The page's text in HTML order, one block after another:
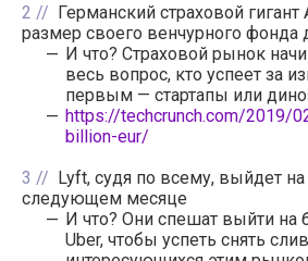
2
Германский страховой
размер своего венчурного фонда
И что? Страховой рынок
весь вопрос, кто успеет за
первым — стартапы или
https://techcrunch.com/2019/
billion-eur/
3
Lyft, судя по всему, выйдет
следующем месяце
И что? Они спешат выйти на
Uber, чтобы успеть снять